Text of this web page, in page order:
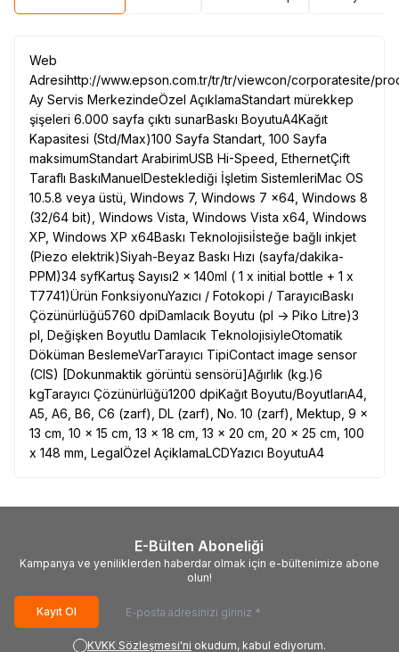
Web
Adresihttp://www.epson.com.tr/tr/tr/viewcon/corporatesite/
Ay Servis MerkezindeÖzel AçıklamaStandart mürekkep
şişeleri 6.000 sayfa çıktı sunarBaskı BoyutuA4Kağıt
Kapasitesi (Std/Max)100 Sayfa Standart, 100 Sayfa
maksimumStandart ArabirimUSB Hi-Speed, EthernetÇift
Taraflı BaskıManuelDesteklediği İşletim SistemleriMac OS
10.5.8 veya üstü, Windows 7, Windows 7 x64, Windows 8
(32/64 bit), Windows Vista, Windows Vista x64, Windows
XP, Windows XP x64Baskı Teknolojisiİsteğe bağlı inkjet
(Piezo elektrik)Siyah-Beyaz Baskı Hızı (sayfa/dakika-
PPM)34 syfKartuş Sayısı2 x 140ml ( 1 x initial bottle + 1 x
T7741)Ürün FonksiyonuYazıcı / Fotokopi / TarayıcıBaskı
Çözünürlüğü5760 dpiDamlacık Boyutu (pl -> Piko Litre)3
pl, Değişken Boyutlu Damlacık TeknolojisiyleOtomatik
Döküman BeslemeVarTarayıcı TipiContact image sensor
(CIS) [Dokunmaktik görüntü sensörü]Ağırlık (kg.)6
kgTarayıcı Çözünürlüğü1200 dpiKağıt Boyutu/BoyutlarıA4,
A5, A6, B6, C6 (zarf), DL (zarf), No. 10 (zarf), Mektup, 9 x
13 cm, 10 x 15 cm, 13 x 18 cm, 13 x 20 cm, 20 x 25 cm, 100
x 148 mm, LegalÖzel AçiklamaLCDYazıcı BoyutuA4
E-Bülten Aboneliği
Kampanya ve yeniliklerden haberdar olmak için e-bültenimize abone
olun!
Kayıt Ol
KVKK Sözleşmesi'ni okudum, kabul ediyorum.